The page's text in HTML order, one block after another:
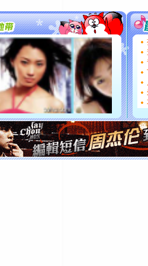
送你一棵
[圣诞节]
你太多
要平安
[圣诞节]
能正大
都要快乐
[圣诞节]
如意,快
[元旦]看
断电。爱
你是我专
[元旦]如